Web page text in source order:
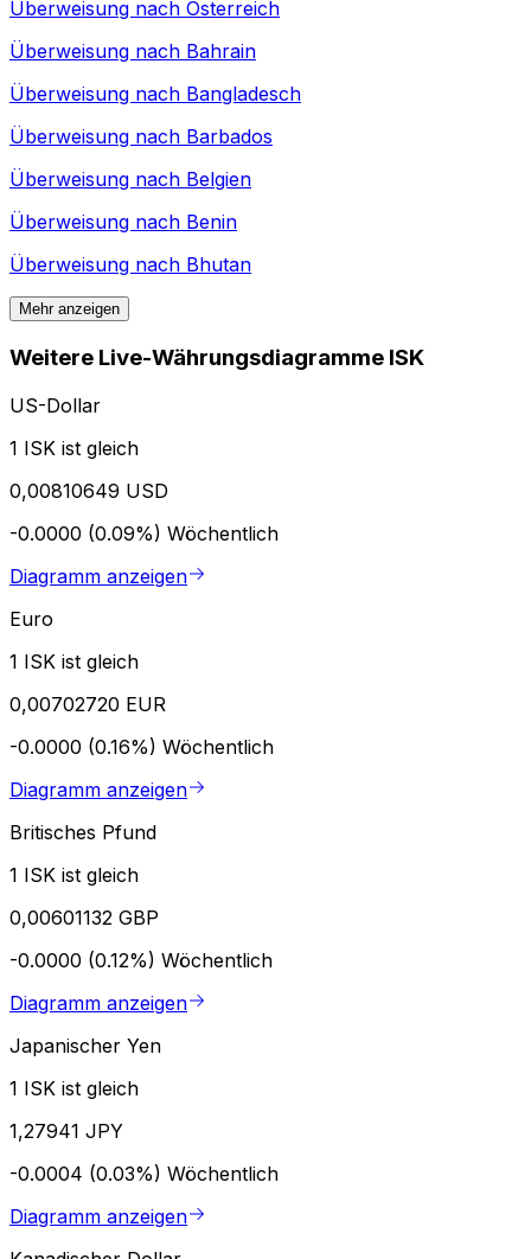
Überweisung nach Österreich
Überweisung nach Bahrain
Überweisung nach Bangladesch
Überweisung nach Barbados
Überweisung nach Belgien
Überweisung nach Benin
Überweisung nach Bhutan
Mehr anzeigen
Weitere Live-Währungsdiagramme ISK
US-Dollar
1 ISK ist gleich
0,00810649 USD
-0.0000 (0.09%) Wöchentlich
Diagramm anzeigen
Euro
1 ISK ist gleich
0,00702720 EUR
-0.0000 (0.16%) Wöchentlich
Diagramm anzeigen
Britisches Pfund
1 ISK ist gleich
0,00601132 GBP
-0.0000 (0.12%) Wöchentlich
Diagramm anzeigen
Japanischer Yen
1 ISK ist gleich
1,27941 JPY
-0.0004 (0.03%) Wöchentlich
Diagramm anzeigen